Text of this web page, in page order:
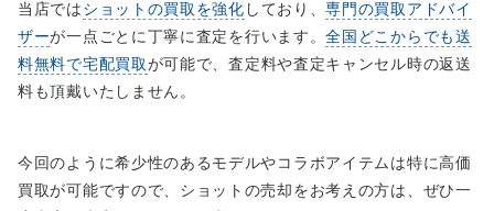
当店ではショットの買取を強化 しており、専門の買取アドバイ
ザーが一点ごとに丁寧に査定を行います。全国どこからでも送
料無料で宅配買取が可能で、査定料や査定キャンセル時の返送
料も頂戴いたしません。
今回のように希少性のあるモデルやコラボアイテムは特に高価
買取が可能ですので、ショットの売却をお考えの方は、ぜひ一